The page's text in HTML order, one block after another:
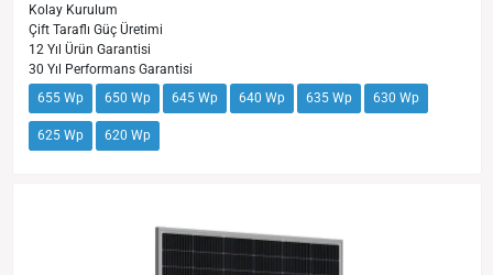
Kolay Kurulum
Çift Taraflı Güç Üretimi
12 Yıl Ürün Garantisi
30 Yıl Performans Garantisi
655 Wp
650 Wp 645 Wp 640 Wp 635 Wp 630 Wp
625 Wp 620 Wp